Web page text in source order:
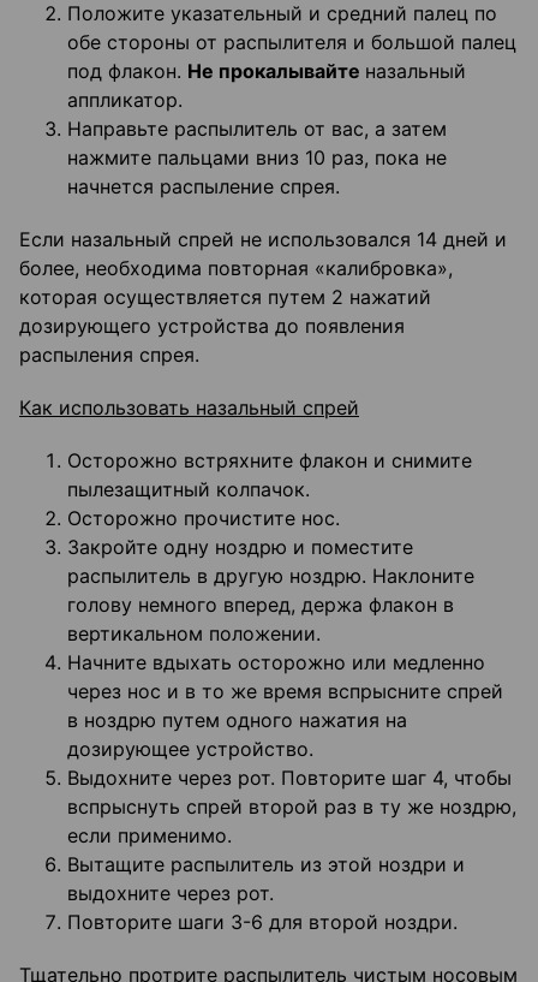
Положите указательный и средний палец по
обе стороны от распылителя и большой палец
под флакон. Не прокалывайте назальный
аппликатор.
Направьте распылитель от вас, а затем
нажмите пальцами вниз 10 раз, пока не
начнется распыление спрея.
Если назальный спрей не использовался 14 дней и
более, необходима повторная «калибровка»,
которая осуществляется путем 2 нажатий
дозирующего устройства до появления
распыления спрея.
Как использовать назальный спрей
Осторожно встряхните флакон и снимите
пылезащитный колпачок.
Осторожно прочистите нос.
Закройте одну ноздрю и поместите
распылитель в другую ноздрю. Наклоните
голову немного вперед, держа флакон в
вертикальном положении.
Начните вдыхать осторожно или медленно
через нос и в то же время вспрысните спрей
в ноздрю путем одного нажатия на
дозирующее устройство.
Выдохните через рот. Повторите шаг 4, чтобы
вспрыснуть спрей второй раз в ту же ноздрю,
если применимо.
Вытащите распылитель из этой ноздри и
выдохните через рот.
Повторите шаги 3-6 для второй ноздри.
Тщательно протрите распылитель чистым носовым